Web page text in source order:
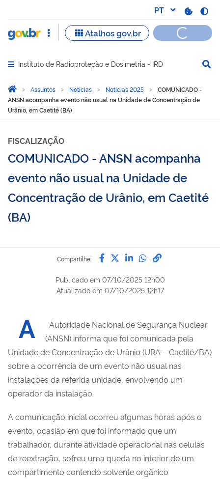
Abrir menu principal de navegação
Instituto de Radioproteção e Dosimetria - IRD
Você está aqui:
Página Inicial
Assuntos Notícias Notícias 2025
COMUNICADO -
ANSN acompanha evento não usual na Unidade de Concentração de
Urânio, em Caetité (BA)
FISCALIZAÇÃO
COMUNICADO - ANSN acompanha
evento não usual na Unidade de
Concentração de Urânio, em Caetité
(BA)
Compartilhe: Compartilhe por Facebook
Compartilhe por Twitter
Compartilhe por
Compartilhe
link para
Publicado em 07/10/2025 12h00
Atualizado em 07/10/2025 12h17
A
Autoridade Nacional de Segurança Nuclear
(ANSN) informa que foi comunicada pela
Unidade de Concentração de Urânio (URA – Caetité/BA)
sobre a ocorrência de um evento não usual nas
instalações da referida unidade, envolvendo um
operador da instalação.
A comunicação inicial ocorreu algumas horas após o
evento, ocasião em que foi informado que um
trabalhador, durante atividade operacional nas células
de reextração, sofreu uma queda no interior de um
compartimento contendo solvente orgânico